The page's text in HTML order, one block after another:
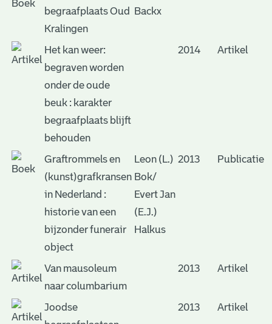
begraafplaats Oud
Kralingen
Backx
Het kan weer:
begraven worden
onder de oude
beuk : karakter
begraafplaats blijft
behouden
2014 Artikel
Graftrommels en
(kunst)grafkransen
in Nederland :
historie van een
bijzonder funerair
object
Leon (L.)
Bok/
Evert Jan
(E.J.)
Halkus
2013 Publicatie
Van mausoleum
naar columbarium
2013 Artikel
Joodse
2013 Artikel